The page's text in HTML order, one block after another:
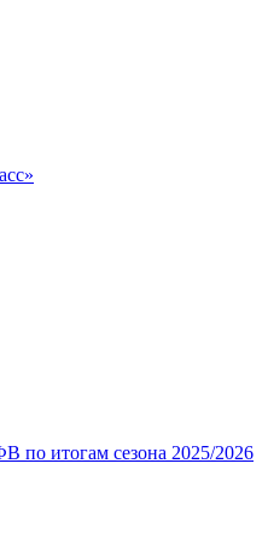
по итогам сезона 2025/2026